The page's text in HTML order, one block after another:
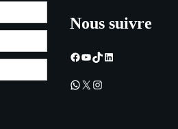
Nous suivre
Facebook
YouTube
TikTok
LinkedIn
WhatsApp
X Instagram